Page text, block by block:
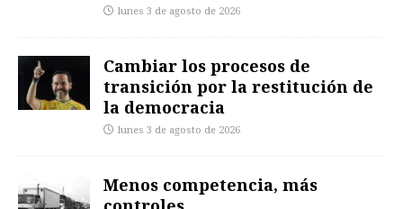
lunes 3 de agosto de 2026
Cambiar los procesos de
transición por la restitución de
la democracia
lunes 3 de agosto de 2026
Menos competencia, más